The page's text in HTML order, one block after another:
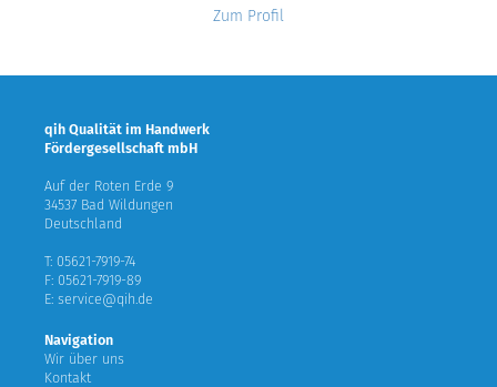
Zum Profil
qih Qualität im Handwerk
Fördergesellschaft mbH
Auf der Roten Erde 9
34537 Bad Wildungen
Deutschland
T: 05621-7919-74
F: 05621-7919-89
E: service@qih.de
Navigation
Wir über uns
Kontakt